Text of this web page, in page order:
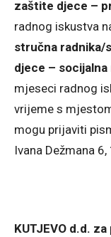
zaštite djece –
radnog iskustva
stručna radnika/
djece –
mjeseci radnog
vrijeme s
mogu prijaviti
Ivana Dežmana
KUTJEVO d.d.